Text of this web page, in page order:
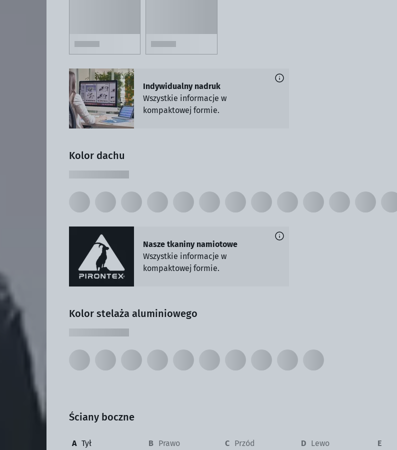
Indywidualny nadruk
Wszystkie informacje w
kompaktowej formie.
Kolor dachu
Nasze tkaniny namiotowe
Wszystkie informacje w
kompaktowej formie.
Kolor stelaża aluminiowego
Ściany boczne
Tył Prawo Przód Lewo